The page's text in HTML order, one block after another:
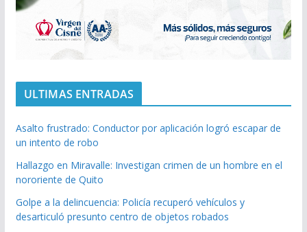
ULTIMAS ENTRADAS
Asalto frustrado: Conductor por aplicación logró escapar de
un intento de robo
Hallazgo en Miravalle: Investigan crimen de un hombre en el
nororiente de Quito
Golpe a la delincuencia: Policía recuperó vehículos y
desarticuló presunto centro de objetos robados